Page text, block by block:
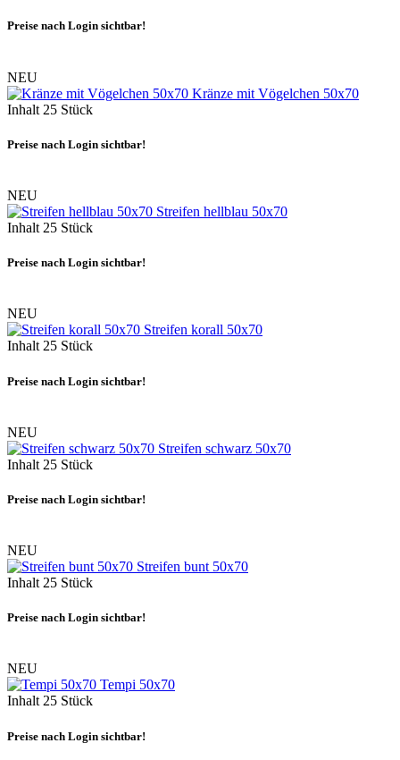
Preise nach Login sichtbar!
NEU
Kränze mit Vögelchen 50x70
Inhalt 25 Stück
Preise nach Login sichtbar!
NEU
Streifen hellblau 50x70
Inhalt 25 Stück
Preise nach Login sichtbar!
NEU
Streifen korall 50x70
Inhalt 25 Stück
Preise nach Login sichtbar!
NEU
Streifen schwarz 50x70
Inhalt 25 Stück
Preise nach Login sichtbar!
NEU
Streifen bunt 50x70
Inhalt 25 Stück
Preise nach Login sichtbar!
NEU
Tempi 50x70
Inhalt 25 Stück
Preise nach Login sichtbar!